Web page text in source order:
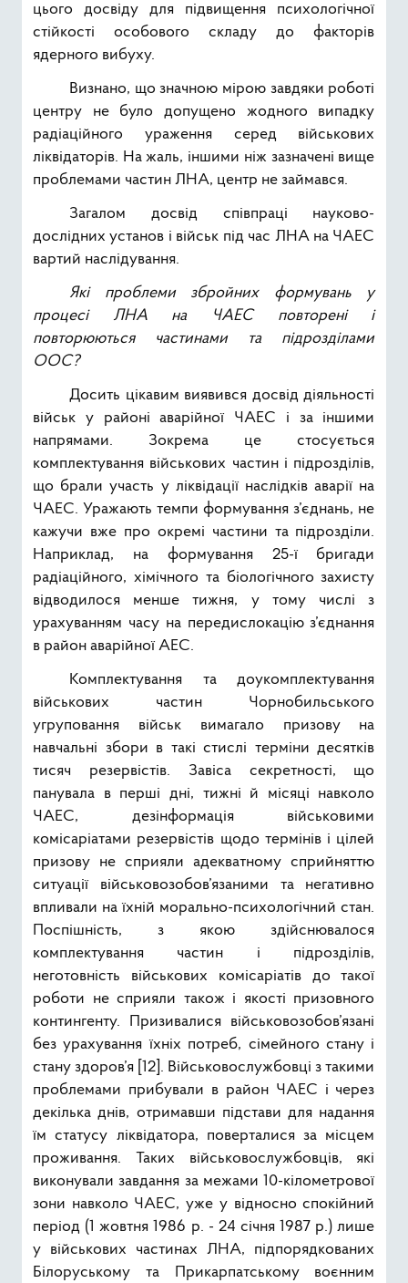
цього досвіду для підвищення психологічної
стійкості особового складу до факторів
ядерного вибуху.
Визнано, що значною мірою завдяки роботі
центру не було допущено жодного випадку
радіаційного ураження серед військових
ліквідаторів. На жаль, іншими ніж зазначені вище
проблемами частин ЛНА, центр не займався.
Загалом досвід співпраці науково-
дослідних установ і військ під час ЛНА на ЧАЕС
вартий наслідування.
Які проблеми збройних формувань у
процесі ЛНА на ЧАЕС повторені і
повторюються частинами та підрозділами
ООС?
Досить цікавим виявився досвід діяльності
військ у районі аварійної ЧАЕС і за іншими
напрямами. Зокрема це стосується
комплектування військових частин і підрозділів,
що брали участь у ліквідації наслідків аварії на
ЧАЕС. Уражають темпи формування з’єднань, не
кажучи вже про окремі частини та підрозділи.
Наприклад, на формування 25-ї бригади
радіаційного, хімічного та біологічного захисту
відводилося менше тижня, у тому числі з
урахуванням часу на передислокацію з’єднання
в район аварійної АЕС.
Комплектування та доукомплектування
військових частин Чорнобильського
угруповання військ вимагало призову на
навчальні збори в такі стислі терміни десятків
тисяч резервістів. Завіса секретності, що
панувала в перші дні, тижні й місяці навколо
ЧАЕС, дезінформація військовими
комісаріатами резервістів щодо термінів і цілей
призову не сприяли адекватному сприйняттю
ситуації військовозобов’язаними та негативно
впливали на їхній морально-психологічний стан.
Поспішність, з якою здійснювалося
комплектування частин і підрозділів,
неготовність військових комісаріатів до такої
роботи не сприяли також і якості призовного
контингенту. Призивалися військовозобов’язані
без урахування їхніх потреб, сімейного стану і
стану здоров’я [12]. Військовослужбовці з такими
проблемами прибували в район ЧАЕС і через
декілька днів, отримавши підстави для надання
їм статусу ліквідатора, поверталися за місцем
проживання. Таких військовослужбовців, які
виконували завдання за межами 10-кілометрової
зони навколо ЧАЕС, уже у відносно спокійний
період (1 жовтня 1986 р. - 24 січня 1987 р.) лише
у військових частинах ЛНА, підпорядкованих
Білоруському та Прикарпатському воєнним